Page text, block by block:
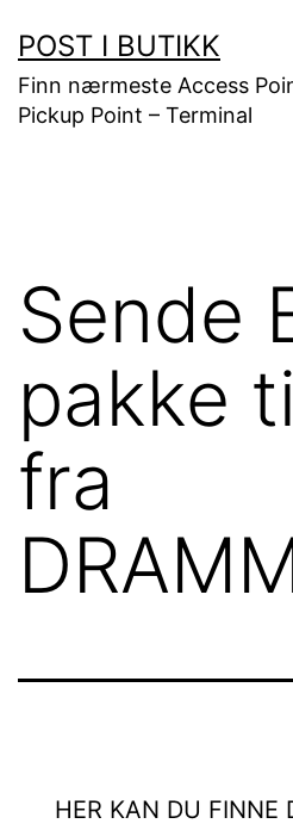
til
innhold
POST I BUTIKK
Finn nærmeste Access
Pickup Point – Terminal
Sende
pakke
fra
HER KAN DU FINNE